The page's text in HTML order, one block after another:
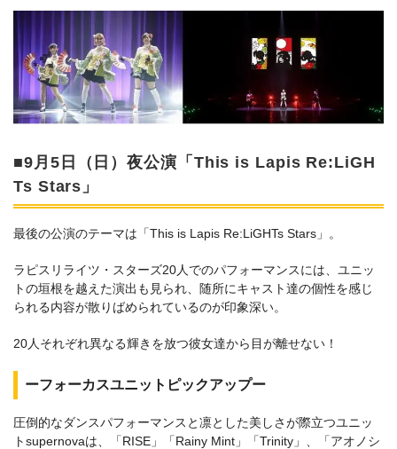
■9月5日（日）夜公演「This is Lapis Re:LiGH
Ts Stars」
最後の公演のテーマは「This is Lapis Re:LiGHTs Stars」。
ラピスリライツ・スターズ20人でのパフォーマンスには、ユニッ
トの垣根を越えた演出も見られ、随所にキャスト達の個性を感じ
られる内容が散りばめられているのが印象深い。
20人それぞれ異なる輝きを放つ彼女達から目が離せない！
ーフォーカスユニットピックアップー
圧倒的なダンスパフォーマンスと凛とした美しさが際立つユニッ
トsupernovaは、「RISE」「Rainy Mint」「Trinity」、「アオノシ